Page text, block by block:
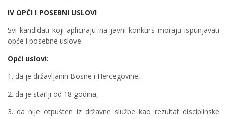
IV OPĆI I POSEBNI USLOVI
Svi kandidati koji apliciraju na javni konkurs moraju ispunjavati
opće i posebne uslove.
Opći uslovi:
1. da je državljanin Bosne i Hercegovine,
2. da je stariji od 18 godina,
3. da nije otpušten iz državne službe kao rezultat disciplinske